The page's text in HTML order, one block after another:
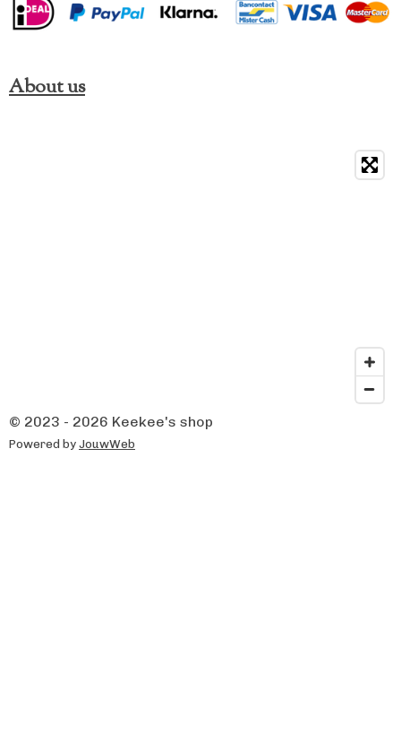
About us
© 2023 - 2026 Keekee's shop
Powered byJouwWeb